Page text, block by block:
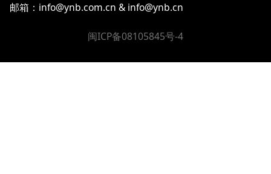
邮箱：info@ynb.com.cn & info@ynb.cn
闽ICP备08105845号-4